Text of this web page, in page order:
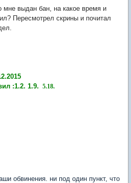
мне выдан бан, на какое время и
Пересмотрел скрины и почитал
:1.2. 1.9. 5.18.
обвинения. ни под один пункт, что